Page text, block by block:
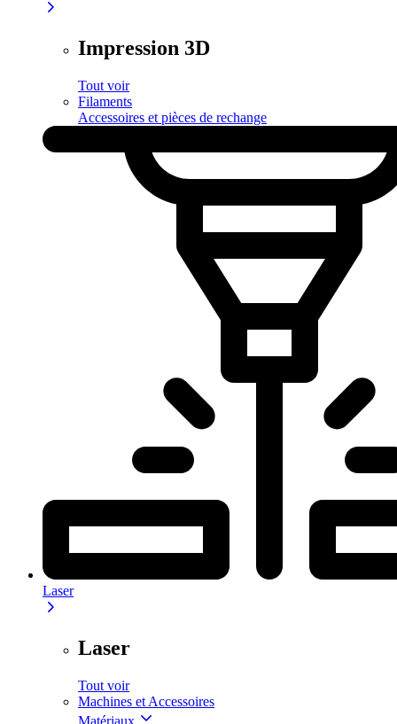
Impression 3D
Tout voir
Filaments
Accessoires et pièces de rechange
Laser
Laser
Tout voir
Machines et Accessoires
Matériaux